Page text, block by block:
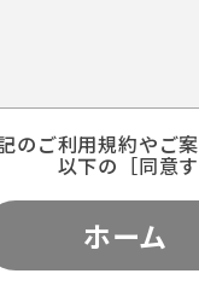
のご利用規約やご
以下の［同意
ホーム